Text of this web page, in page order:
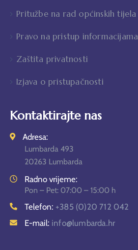
Pritužbe na rad općinskih tijela
Pravo na pristup informacijama
Zaštita privatnosti
Izjava o pristupačnosti
Kontaktirajte nas
Adresa:
Lumbarda 493
20263 Lumbarda
Radno vrijeme:
Pon – Pet: 07:00 – 15:00 h
Telefon: +385 (0)20 712 042
E-mail: info@lumbarda.hr